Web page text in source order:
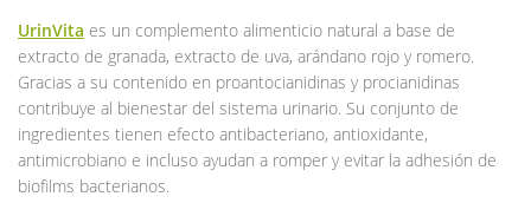
UrinVita es un complemento alimenticio natural a base de
extracto de granada, extracto de uva, arándano rojo y romero.
Gracias a su contenido en proantocianidinas y procianidinas
contribuye al bienestar del sistema urinario. Su conjunto de
ingredientes tienen efecto antibacteriano, antioxidante,
antimicrobiano e incluso ayudan a romper y evitar la adhesión de
biofilms bacterianos.